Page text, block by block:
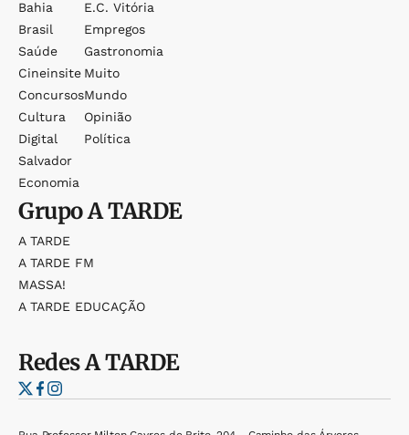
Bahia
Brasil
Saúde
Cineinsite
Concursos
Cultura
Digital
Salvador
Economia
E.c. Vitória
Empregos
Gastronomia
Muito
Mundo
Opinião
Política
GrupoA TARDE
A TARDE
A TARDE FM
MASSA!
A TARDE EDUCAÇÃO
RedesA TARDE